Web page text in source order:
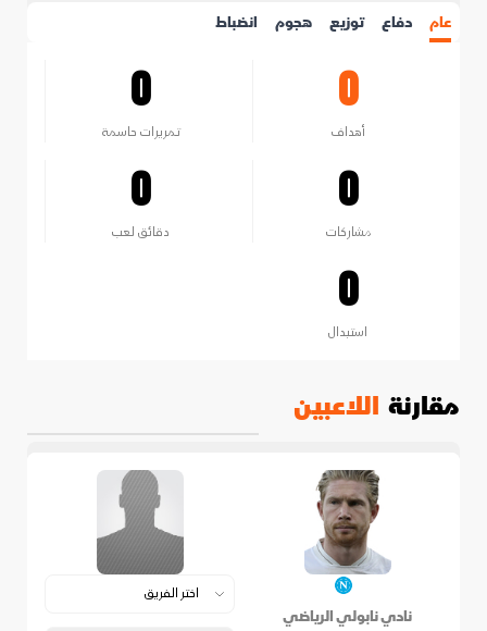
عام دفاع توزيع هجوم انضباط
0
أهداف
0
تمريرات حاسمة
0
مشاركات
0
دقائق لعب
0
استبدال
مقارنة اللاعبين
نادي نابولي الرياضي